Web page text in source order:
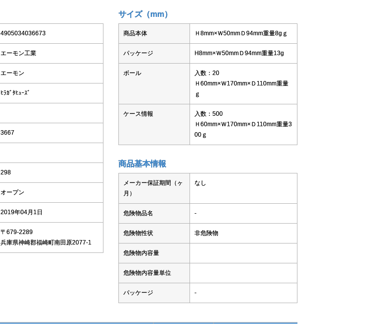
4905034036673
エーモン工業
エーモン
ﾋﾗｶﾞﾀﾋｭｰｽﾞ
3667
298
オープン
2019年04月1日
〒679-2289
兵庫県神崎郡福崎町南田原2077-1
サイズ（mm）
商品本体 Ｈ8mm×Ｗ50mmＤ94mm重量8gｇ
パッケージ H8mm×Ｗ50mmＤ94mm重量13g
ボール
入数：20
Ｈ60mm×Ｗ170mm×Ｄ110mm重量
ｇ
ケース情報
入数：500
Ｈ60mm×Ｗ170mm×Ｄ110mm重量3
00ｇ
商品基本情報
メーカー保証期間（ヶ
月）
なし
危険物品名 -
危険物性状 非危険物
危険物内容量
危険物内容量単位
パッケージ -